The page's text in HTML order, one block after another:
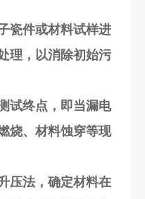
瓷件或材料试样进
理，以消除初始污
试终点，即当漏电
烧、材料蚀穿等现
压法，确定材料在